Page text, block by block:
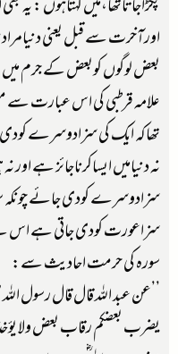
اورآخرت سے قبل یعنی
بعض لوگوں کوبعض کے جرم میں
علامہ قرطبی کی اس عبارت سے
تھاکہ ایک کی سزادوسرے کودی
نہ دنیامیں ایساکرناجائز ہے
سزادوسرے کودی جائے چونکہ
سزاعورت کودی جاتی ہے اس لیے
سورہ کی حرمت احادیث سے:
’’عن عبد الله قال قال رسول الله
يضرب بعضكم رقاب بعض ولا يؤخذ